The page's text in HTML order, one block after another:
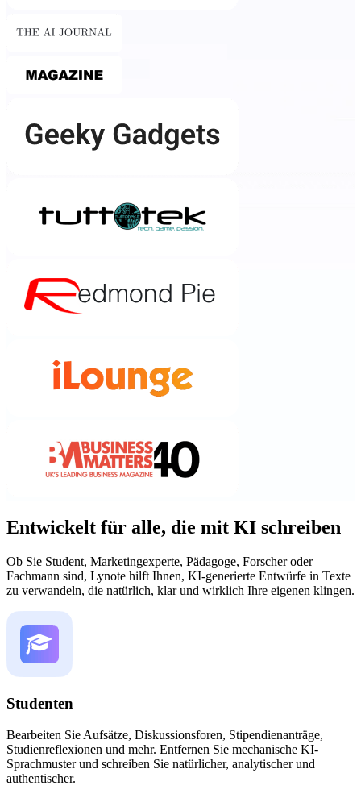
Entwickelt für alle, die mit KI schreiben
Ob Sie Student, Marketingexperte, Pädagoge, Forscher oder
Fachmann sind, Lynote hilft Ihnen, KI-generierte Entwürfe in Texte
zu verwandeln, die natürlich, klar und wirklich Ihre eigenen klingen.
Studenten
Bearbeiten Sie Aufsätze, Diskussionsforen, Stipendienanträge,
Studienreflexionen und mehr. Entfernen Sie mechanische KI-
Sprachmuster und schreiben Sie natürlicher, analytischer und
authentischer.